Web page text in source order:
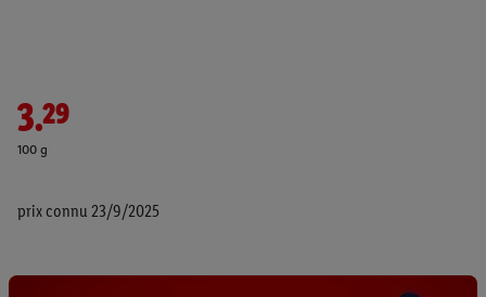
3.29
100 g
prix connu 23/9/2025